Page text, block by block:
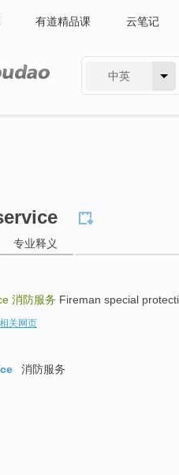
有道精品课 云笔记
中英
专业释义
消防服务 Fireman special
相关网页
消防服务